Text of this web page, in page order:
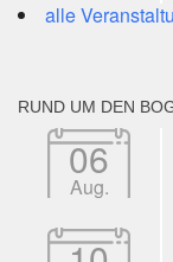
alle
RUND UM DEN
06
Aug.